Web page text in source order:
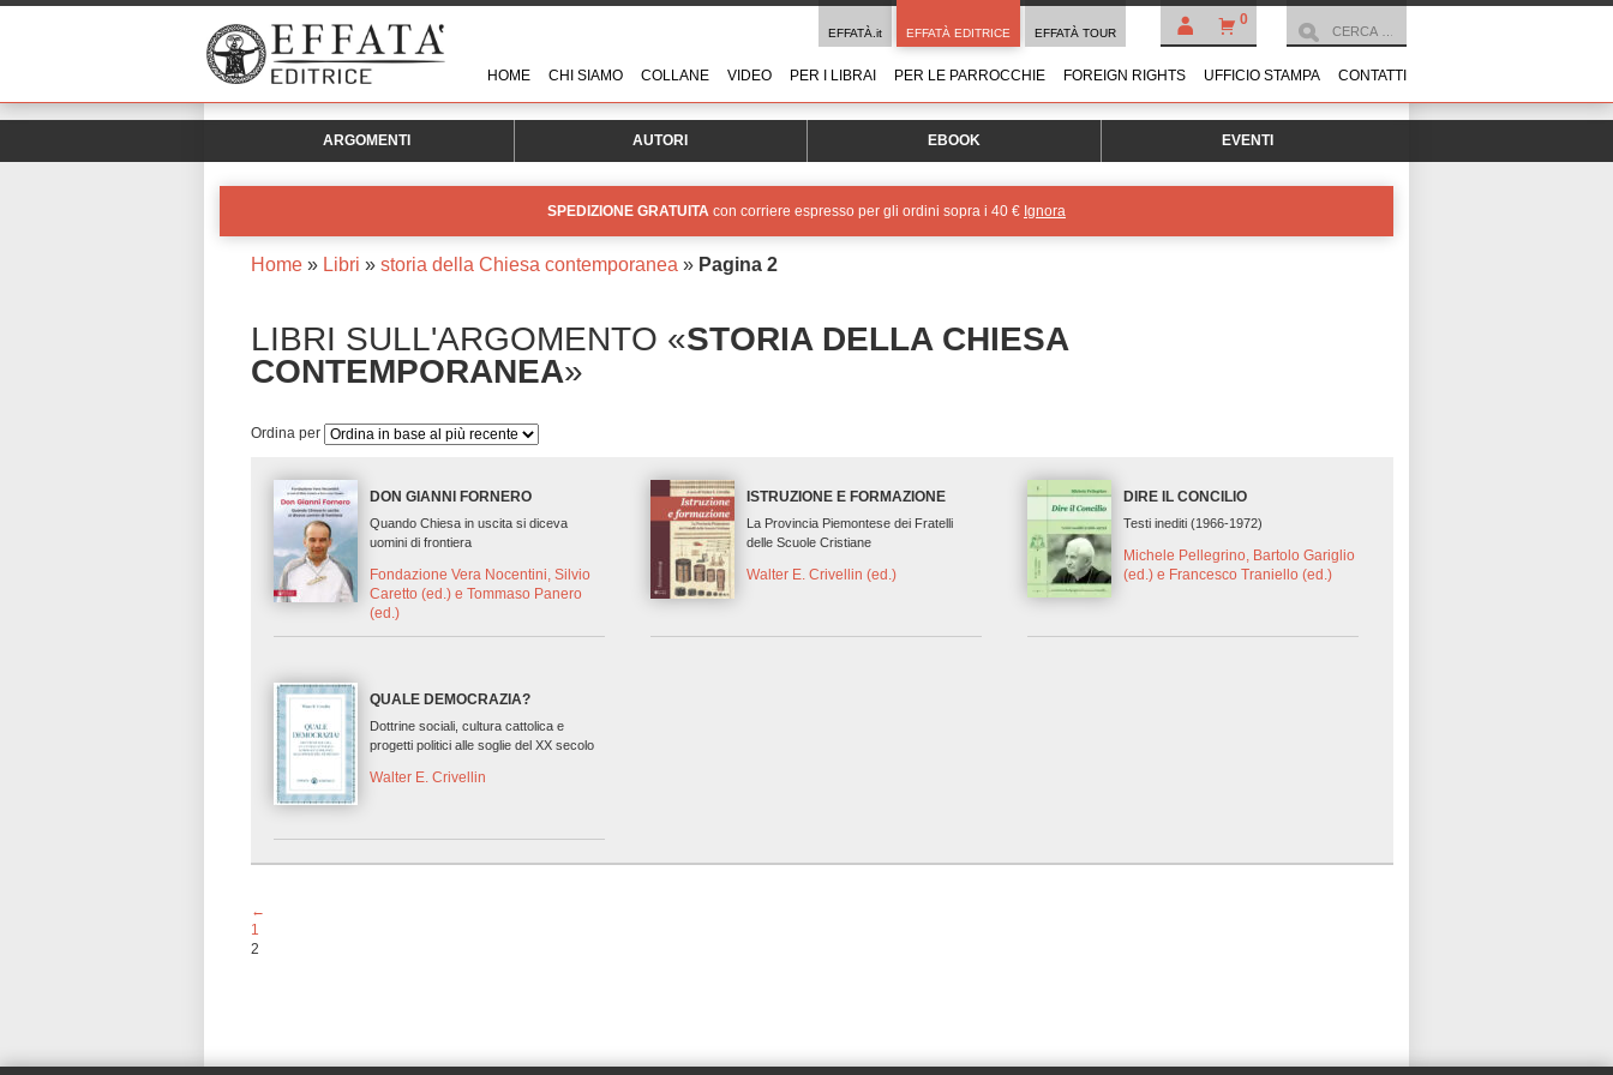
0
EFFATÀ.it EFFATÀ EDITRICE EFFATÀ TOUR
HOME CHI SIAMO COLLANE VIDEO PER I LIBRAI PER LE PARROCCHIE FOREIGN RIGHTS UFFICIO STAMPA CONTATTI
ARGOMENTI AUTORI EBOOK EVENTI
SPEDIZIONE GRATUITA con corriere espresso per gli ordini sopra i 40 € Ignora
Home » Libri » storia della Chiesa contemporanea » Pagina 2
LIBRI SULL'ARGOMENTO «STORIA DELLA CHIESA
CONTEMPORANEA»
Ordina per
DON GIANNI FORNERO
Quando Chiesa in uscita si diceva
uomini di frontiera
Fondazione Vera Nocentini, Silvio
Caretto (ed.) e Tommaso Panero
(ed.)
ISTRUZIONE E FORMAZIONE
La Provincia Piemontese dei Fratelli
delle Scuole Cristiane
Walter E. Crivellin (ed.)
DIRE IL CONCILIO
Testi inediti (1966-1972)
Michele Pellegrino, Bartolo Gariglio
(ed.) e Francesco Traniello (ed.)
QUALE DEMOCRAZIA?
Dottrine sociali, cultura cattolica e
progetti politici alle soglie del XX secolo
Walter E. Crivellin
←
1
2